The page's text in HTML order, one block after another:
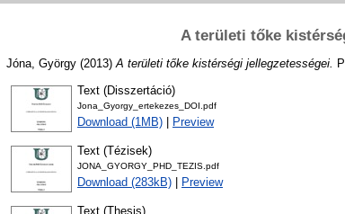
A területi tőke
Jóna, György (2013) A területi tőke kistérségi jellegzetességei.
Text (Disszertáció)
Jona_Gyorgy_ertekezes_DOI.pdf
Download (1MB) Preview
Text (Tézisek)
JONA_GYORGY_PHD_TEZIS.pdf
Download (283kB) Preview
Text (Thesis)